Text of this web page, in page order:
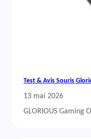
Test & Avis Souris
13 mai 2026
GLORIOUS Gaming